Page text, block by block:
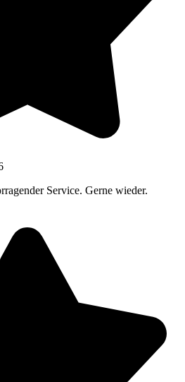
Service. Gerne wieder.